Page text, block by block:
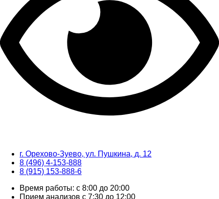
г. Орехово-Зуево, ул. Пушкина, д. 12
8 (496) 4-153-888
8 (915) 153-888-6
Время работы: с 8:00 до 20:00
Прием анализов с 7:30 до 12:00